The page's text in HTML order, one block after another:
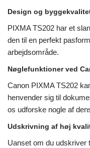
Design og
PIXMA TS202 har et
den til en perfekt
arbejdsområde.
Nøglefunktioner ved
Canon PIXMA TS202
henvender sig til
os udforske nogle af
Udskrivning af høj
Uanset om du udskriver